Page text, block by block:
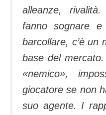
alleanze,
fanno sognare
barcollare, c’è un
base del
«nemico»,
giocatore se non
suo agente. I